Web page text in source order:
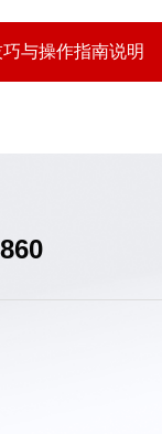
与操作指南说明